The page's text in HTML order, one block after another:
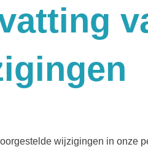
wijzigingen in onze